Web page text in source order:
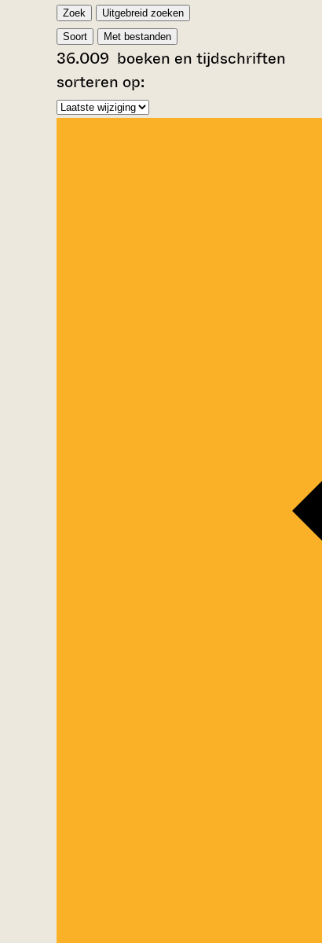
Zoek
Uitgebreid zoeken
Soort
Met bestanden
36.009 boeken en tijdschriften
sorteren op: